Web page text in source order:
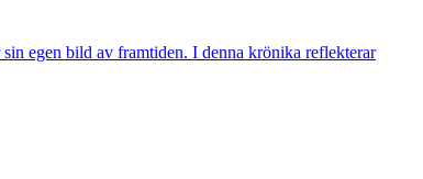
egen bild av framtiden. I denna krönika reflekterar